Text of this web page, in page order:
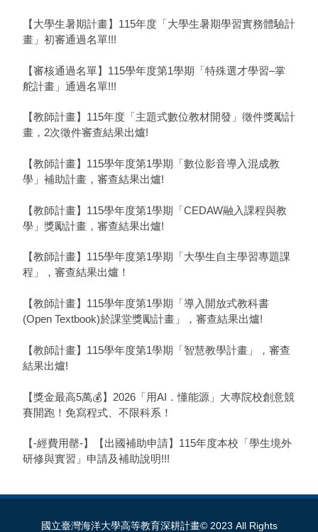
【大學生暑期計畫】115年度「大學生暑期學習實務體驗計
畫」初審通過名單!!!
【審核通過名單】115學年度第1學期「特殊選才學習–掌
舵計畫」通過名單!!!
【教師計畫】115年度「主題式數位教材開發」徵件獎勵計
畫，2次徵件審查結果出爐!
【教師計畫】115學年度第1學期「數位影音導入混成教
學」補助計畫，審查結果出爐!
【教師計畫】115學年度第1學期「CEDAW融入課程與教
學」獎勵計畫，審查結果出爐!
【教師計畫】115學年度第1學期「大學生自主學習專題課
程」，審查結果出爐！
【教師計畫】115學年度第1學期「導入開放式教科書
(Open Textbook)於課堂獎勵計畫」，審查結果出爐!
【教師計畫】115學年度第1學期「智慧教學計畫」，審查
結果出爐!
【獎金最高5萬💰】2026「用AI．懂能源」大專院校創意競
賽開跑！免寫程式、不限科系！
【-經費用罄-】【出國補助申請】115年度本校「學生境外
研修與實習」申請及補助說明!!!
國立臺灣海洋大學高等教育深耕計畫© 2023 All Rights